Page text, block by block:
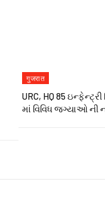
गुजरात
URC, HQ 85 ઇન્ફેન્ટ્રી
માં વિવિધ જગ્યાઓ ની